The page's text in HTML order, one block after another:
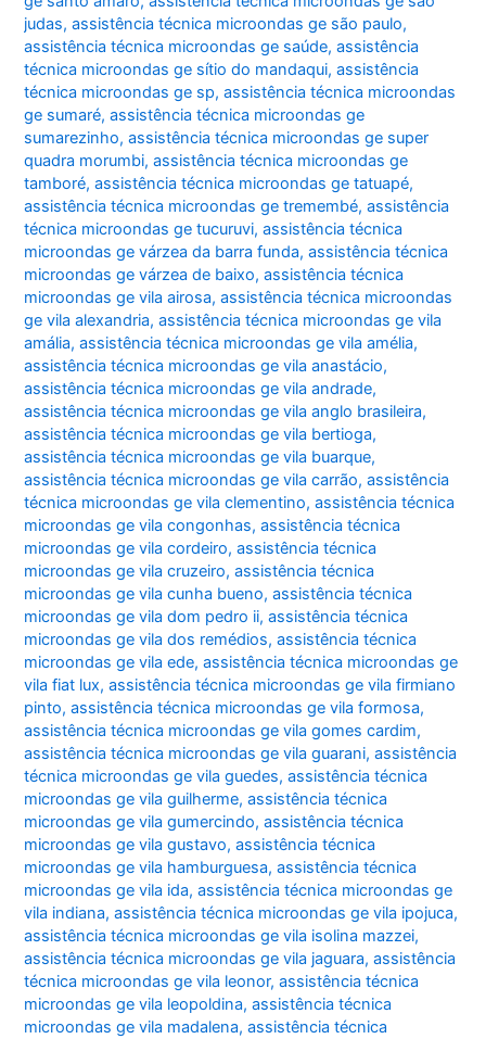
judas,assistência técnica microondas ge são paulo,
assistência técnica microondas ge saúde,assistência
técnica microondas ge sítio do mandaqui,assistência
técnica microondas ge sp,assistência técnica microondas
ge sumaré,assistência técnica microondas ge
sumarezinho,assistência técnica microondas ge super
quadra morumbi,assistência técnica microondas ge
tamboré,assistência técnica microondas ge tatuapé,
assistência técnica microondas ge tremembé,assistência
técnica microondas ge tucuruvi,assistência técnica
microondas ge várzea da barra funda,assistência técnica
microondas ge várzea de baixo,assistência técnica
microondas ge vila airosa,assistência técnica microondas
ge vila alexandria,assistência técnica microondas ge vila
amália,assistência técnica microondas ge vila amélia,
assistência técnica microondas ge vila anastácio,
assistência técnica microondas ge vila andrade,
assistência técnica microondas ge vila anglo brasileira,
assistência técnica microondas ge vila bertioga,
assistência técnica microondas ge vila buarque,
assistência técnica microondas ge vila carrão,assistência
técnica microondas ge vila clementino,assistência técnica
microondas ge vila congonhas,assistência técnica
microondas ge vila cordeiro,assistência técnica
microondas ge vila cruzeiro,assistência técnica
microondas ge vila cunha bueno,assistência técnica
microondas ge vila dom pedro ii,assistência técnica
microondas ge vila dos remédios,assistência técnica
microondas ge vila ede,assistência técnica microondas ge
vila fiat lux,assistência técnica microondas ge vila firmiano
pinto,assistência técnica microondas ge vila formosa,
assistência técnica microondas ge vila gomes cardim,
assistência técnica microondas ge vila guarani,assistência
técnica microondas ge vila guedes,assistência técnica
microondas ge vila guilherme,assistência técnica
microondas ge vila gumercindo,assistência técnica
microondas ge vila gustavo,assistência técnica
microondas ge vila hamburguesa,assistência técnica
microondas ge vila ida,assistência técnica microondas ge
vila indiana,assistência técnica microondas ge vila ipojuca,
assistência técnica microondas ge vila isolina mazzei,
assistência técnica microondas ge vila jaguara,assistência
técnica microondas ge vila leonor,assistência técnica
microondas ge vila leopoldina,assistência técnica
microondas ge vila madalena,assistência técnica